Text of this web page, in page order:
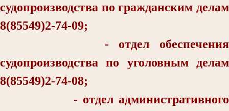
судопроизводства по гражданским делам
8(85549)2-74-09;
- отдел обеспечения
судопроизводства по уголовным делам
8(85549)2-74-08;
- отдел административного